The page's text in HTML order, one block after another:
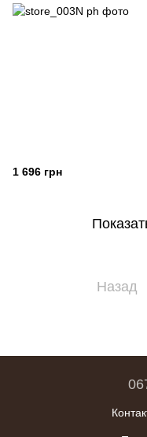
1 696 грн
Назад